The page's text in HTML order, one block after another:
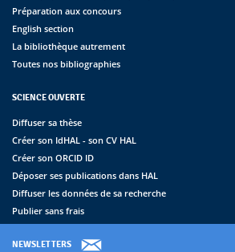
Préparation aux concours
English section
La bibliothèque autrement
Toutes nos bibliographies
SCIENCE OUVERTE
Diffuser sa thèse
Créer son IdHAL - son CV HAL
Créer son ORCID ID
Déposer ses publications dans HAL
Diffuser les données de sa recherche
Publier sans frais
NEWSLETTERS